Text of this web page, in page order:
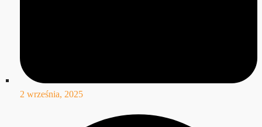
2 września, 2025